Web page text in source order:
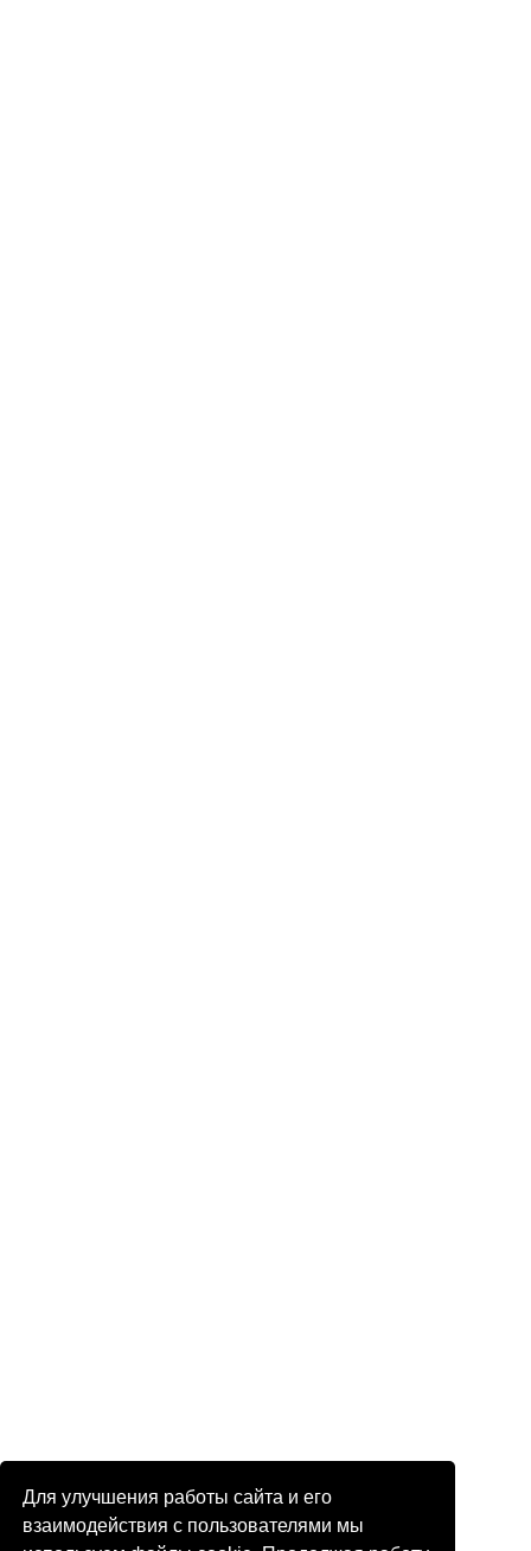
Для улучшения работы сайта и его
взаимодействия с пользователями мы